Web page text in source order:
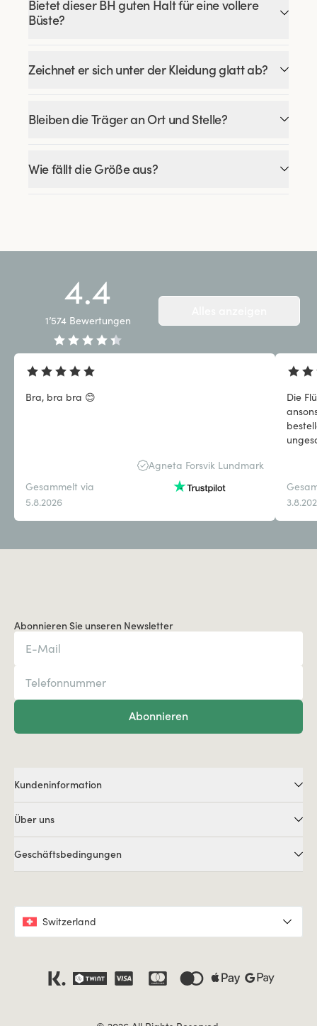
Bietet dieser BH guten Halt für eine vollere
Büste?
Zeichnet er sich unter der Kleidung glatt ab?
Bleiben die Träger an Ort und Stelle?
Wie fällt die Größe aus?
4.4
1’574 Bewertungen
Bra, bra bra 😊
Agneta Forsvik Lundmark
Gesammelt via
5.8.2026
Die
Abonnieren Sie unseren Newsletter
Abonnieren
Kundeninformation
Über uns
Geschäftsbedingungen
Switzerland